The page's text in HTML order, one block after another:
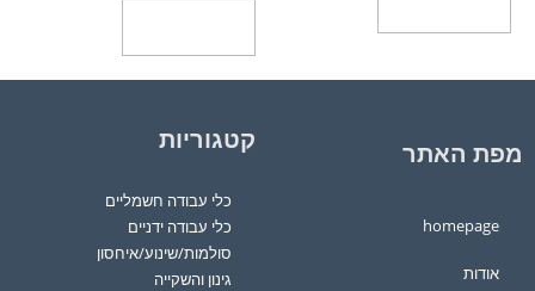
מפת האתר
homepage
אודות
קטגוריות
כלי עבודה חשמליים
כלי עבודה ידניים
סולמות/שינוע/איחסון
גינון והשקייה